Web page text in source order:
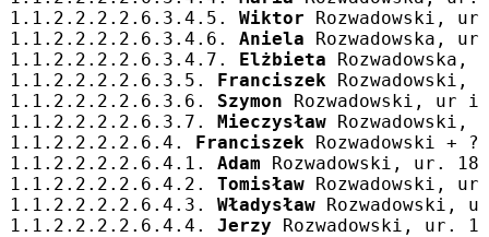
1.1.2.2.2.2.6.3.4.5. Wiktor Rozwadowski,
1.1.2.2.2.2.6.3.4.6. Aniela Rozwadowska,
1.1.2.2.2.2.6.3.4.7.
Elżbieta
1.1.2.2.2.2.6.3.5.
Franciszek Rozwadowski,
1.1.2.2.2.2.6.3.6. Szymon Rozwadowski, ur i
1.1.2.2.2.2.6.3.7.
Mieczysław Rozwadowski,
1.1.2.2.2.2.6.4.
Franciszek Rozwadowski +
1.1.2.2.2.2.6.4.1. Adam Rozwadowski, ur.
1.1.2.2.2.2.6.4.2. Tomisław Rozwadowski,
1.1.2.2.2.2.6.4.3. Władysław Rozwadowski,
1.1.2.2.2.2.6.4.4. Jerzy Rozwadowski, ur.